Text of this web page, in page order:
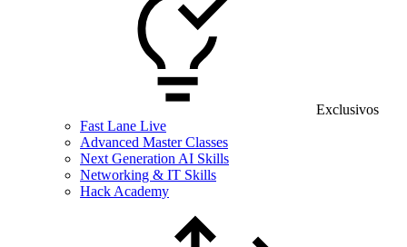
Exclusivos
Fast Lane Live
Advanced Master Classes
Next Generation AI Skills
Networking & IT Skills
Hack Academy